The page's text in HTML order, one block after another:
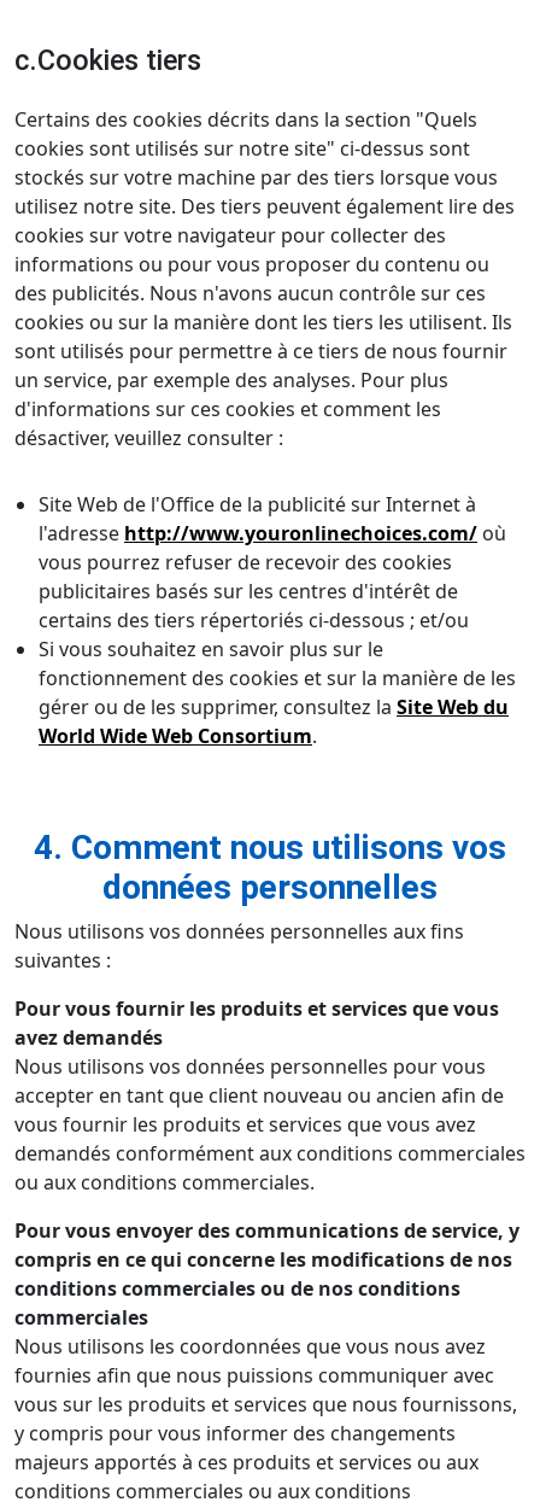
c.Cookies tiers
Certains des cookies décrits dans la section "Quels
cookies sont utilisés sur notre site" ci-dessus sont
stockés sur votre machine par des tiers lorsque vous
utilisez notre site. Des tiers peuvent également lire des
cookies sur votre navigateur pour collecter des
informations ou pour vous proposer du contenu ou
des publicités. Nous n'avons aucun contrôle sur ces
cookies ou sur la manière dont les tiers les utilisent. Ils
sont utilisés pour permettre à ce tiers de nous fournir
un service, par exemple des analyses. Pour plus
d'informations sur ces cookies et comment les
désactiver, veuillez consulter :
Site Web de l'Office de la publicité sur Internet à
l'adresse http://www.youronlinechoices.com/ où
vous pourrez refuser de recevoir des cookies
publicitaires basés sur les centres d'intérêt de
certains des tiers répertoriés ci-dessous ; et/ou
Si vous souhaitez en savoir plus sur le
fonctionnement des cookies et sur la manière de les
gérer ou de les supprimer, consultez la Site Web du
World Wide Web Consortium.
4. Comment nous utilisons vos
données personnelles
Nous utilisons vos données personnelles aux fins
suivantes :
Pour vous fournir les produits et services que vous
avez demandés
Nous utilisons vos données personnelles pour vous
accepter en tant que client nouveau ou ancien afin de
vous fournir les produits et services que vous avez
demandés conformément aux conditions commerciales
ou aux conditions commerciales.
Pour vous envoyer des communications de service, y
compris en ce qui concerne les modifications de nos
conditions commerciales ou de nos conditions
commerciales
Nous utilisons les coordonnées que vous nous avez
fournies afin que nous puissions communiquer avec
vous sur les produits et services que nous fournissons,
y compris pour vous informer des changements
majeurs apportés à ces produits et services ou aux
conditions commerciales ou aux conditions